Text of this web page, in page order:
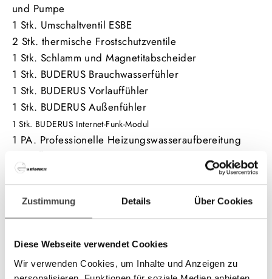
Zustimmung Details Über Cookies
Diese Webseite verwendet Cookies
Wir verwenden Cookies, um Inhalte und Anzeigen zu
und Pumpe
1 Stk. Umschaltventil ESBE
2 Stk. thermische Frostschutzventile
1 Stk. Schlamm und Magnetitabscheider
1 Stk. BUDERUS Brauchwasserfühler
1 Stk. BUDERUS Vorlauffühler
1 Stk. BUDERUS Außenfühler
1 Stk. BUDERUS Internet-Funk-Modul
1 PA. Professionelle Heizungswasseraufbereitung
nach ÖNORM
1 PA. INBETRIEBNAHME Techniker
1 PA. EINSCHULUNG Techniker
1 PA. ABNAHME inklusive Inbetriebnahmeprotokoll
durch Meisterbetrieb
Das preiswerte